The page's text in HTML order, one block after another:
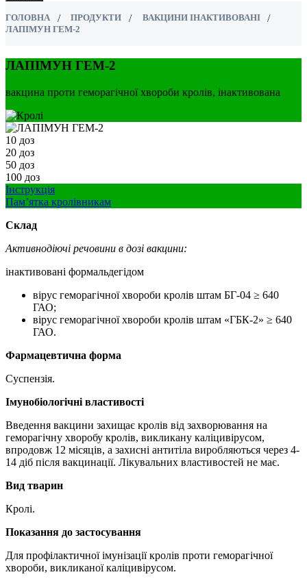
ГОЛОВНА ПРОДУКТИ
ВАКЦИНИ ІНАКТИВОВАНІ
ЛАПІМУН ГЕМ-2
ЛАПІМУН ГЕМ-2
вакцина проти геморагічної хвороби кролів, інактивована
10 доз
20 доз
50 доз
100 доз
Інструкція
Пам’ятка кролівникам
Склад
Активнодіючі речовини в дозі вакцини:
інактивовані формальдегідом
вірус геморагічної хвороби кролів штам БГ-04 ≥ 640
ГАО;
вірус геморагічної хвороби кролів штам «ГБК-2» ≥ 640
ГАО.
Фармацевтична форма
Суспензія.
Імунобіологічні властивості
Введення вакцини захищає кролів від захворювання на
геморагічну хворобу кролів, викликану каліцивірусом,
впродовж 12 місяців, а захисні антитіла виробляються через 4-
14 діб після вакцинації. Лікувальних властивостей не має.
Вид тварин
Кролі.
Показання до застосування
Для профілактичної імунізації кролів проти геморагічної
хвороби, викликаної каліцивірусом.